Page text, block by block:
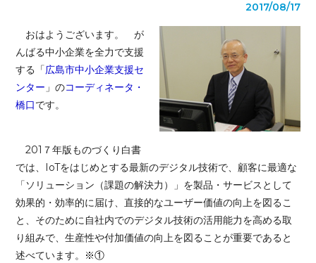
2017/08/17
おはようございます。 が
んばる中小企業を全力で支援
する「広島市中小企業支援セ
ンター 」のコーディネータ・
橋口です。
201７年版ものづくり白書
では、IoTをはじめとする最新のデジタル技術で、顧客に最適な
「ソリューション（課題の解決力）」を製品・サービスとして
効果的・効率的に届け、直接的なユーザー価値の向上を図るこ
と、そのために自社内でのデジタル技術の活用能力を高める取
り組みで、生産性や付加価値の向上を図ることが重要であると
述べています。 ※①